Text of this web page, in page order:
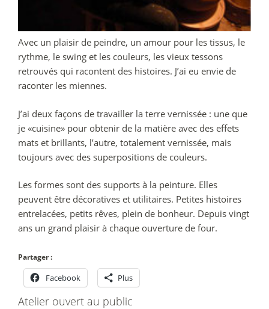
Avec un plaisir de peindre, un amour pour les tissus, le
rythme, le swing et les couleurs, les vieux tessons
retrouvés qui racontent des histoires. J’ai eu envie de
raconter les miennes.
J’ai deux façons de travailler la terre vernissée : une que
je «cuisine» pour obtenir de la matière avec des effets
mats et brillants, l’autre, totalement vernissée, mais
toujours avec des superpositions de couleurs.
Les formes sont des supports à la peinture. Elles
peuvent être décoratives et utilitaires. Petites histoires
entrelacées, petits rêves, plein de bonheur. Depuis vingt
ans un grand plaisir à chaque ouverture de four.
Partager :
Facebook Plus
Atelier ouvert au public